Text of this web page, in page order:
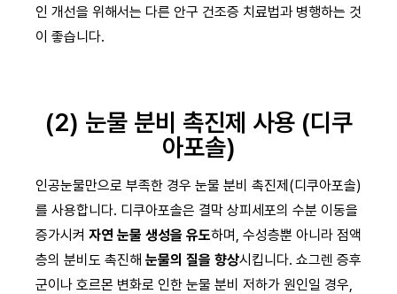
인 개선을 위해서는 다른 안구 건조증 치료법과 병행하는 것
이 좋습니다.
(2) 눈물 분비 촉진제 사용 (디쿠
아포솔)
인공눈물만으로 부족한 경우 눈물 분비 촉진제(디쿠아포솔)
를 사용합니다. 디쿠아포솔은 결막 상피세포의 수분 이동을
증가시켜 자연 눈물 생성을 유도하며, 수성층뿐 아니라 점액
층의 분비도 촉진해 눈물의 질을 향상시킵니다. 쇼그렌 증후
군이나 호르몬 변화로 인한 눈물 분비 저하가 원인일 경우,